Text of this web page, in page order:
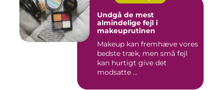
Undgå de mest
almindelige fejl i
makeuprutinen
Makeup kan fremhæve vores
bedste træk, men små fejl
kan hurtigt give det
modsatte ...